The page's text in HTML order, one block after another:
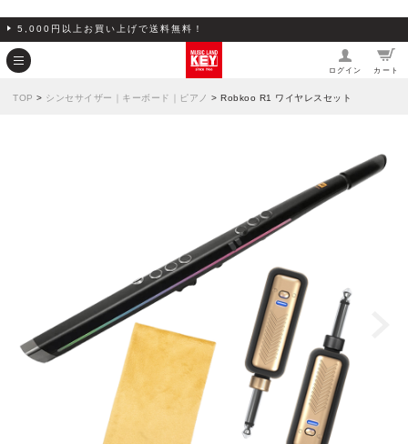
5,000円以上お買い上げで送料無料！
ログイン カート
TOP > シンセサイザー｜キーボード｜ピアノ > Robkoo R1 ワイヤレスセット